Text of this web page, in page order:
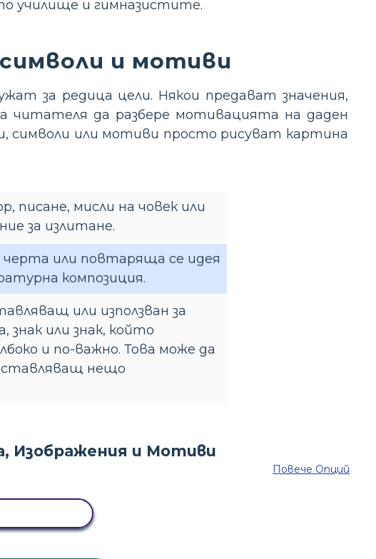
училище и гимназистите.
и мотиви
за редица цели. Някои предават значения,
читателя да разбере мотивацията на даден
символи или мотиви просто рисуват картина
писане, мисли на човек или
за излитане.
или повтаряща се идея
композиция.
или използван за
знак или знак, който
и по-важно. Това може да
нещо
Повече Опций